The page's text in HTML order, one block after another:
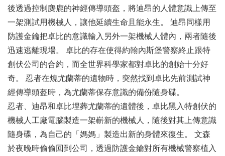
後透過控制麋鹿的神經傳導頭盔，將迪昂的人體意識上傳至
一架測試用機械人，讓他延續生命且能永生。 迪昂同樣用
防護金鑰把卓比的意識輸入另外一架機械人體內，兩者隨後
迅速逃離現場。 卓比的存在使得約翰內斯堡警察終止跟特
創伏公司的合約，而全世界科學家都對卓比的創始十分好
奇。 忍者在燒尤蘭蒂的遺物時，突然找到卓比先前測試神
經傳導頭盔時，為尤蘭蒂保存意識的備份隨身碟。
忍者、迪昂和卓比埋葬尤蘭蒂的遺體後，卓比黑入特創伏的
機械人工廠電腦製造一架嶄新的機械人，隨後對其上傳意識
隨身碟，為自己的「媽媽」製造出新的身體來復生。 文森
於夜晚時偷偷回到公司，透過防護金鑰對所有機械警察植入